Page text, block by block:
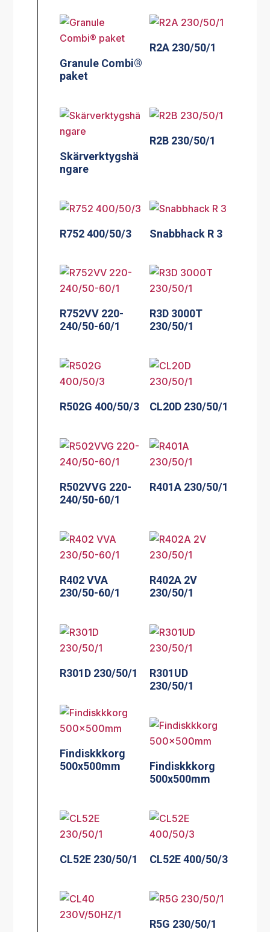
Granule Combi®
paket
R2A 230/50/1
Skärverktygshä
ngare
R2B 230/50/1
R752 400/50/3 Snabbhack R 3
R752VV 220-
240/50-60/1
R3D 3000T
230/50/1
R502G 400/50/3 CL20D 230/50/1
R502VVG 220-
240/50-60/1
R401A 230/50/1
R402 VVA
230/50-60/1
R402A 2V
230/50/1
R301D 230/50/1
R301UD
230/50/1
Findiskkkorg
500x500mm
Findiskkkorg
500x500mm
CL52E 230/50/1 CL52E 400/50/3
R5G 230/50/1